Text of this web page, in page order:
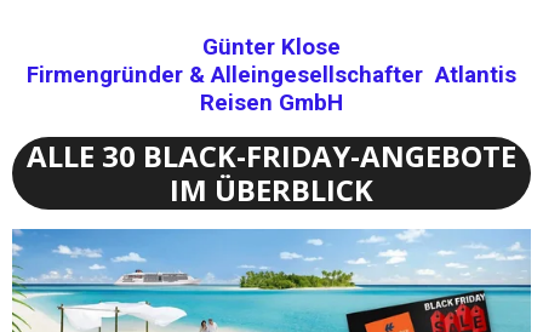
Günter Klose
Firmengründer & Alleingesellschafter Atlantis
Reisen GmbH
ALLE 30 BLACK-FRIDAY-ANGEBOTE
IM ÜBERBLICK